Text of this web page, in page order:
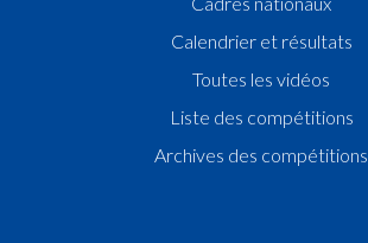
Calendrier et résultats
Toutes les vidéos
Liste des compétitions
Archives des compétitions